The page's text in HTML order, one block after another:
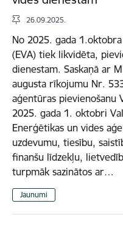
26.09.2025.
No 2025. gada
(EVA) tiek likvidēta,
dienestam. Saskaņā ar
augusta rīkojumu Nr.
aģentūras pievienošanu
2025. gada 1. oktobri
Enerģētikas un vides
uzdevumu, tiesību,
finanšu līdzekļu,
turpmāk sazinātos ar…
Jaunumi